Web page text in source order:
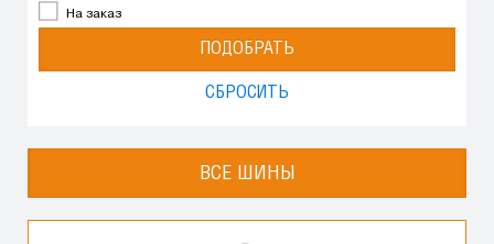
На заказ
ПОДОБРАТЬ
СБРОСИТЬ
ВСЕ ШИНЫ